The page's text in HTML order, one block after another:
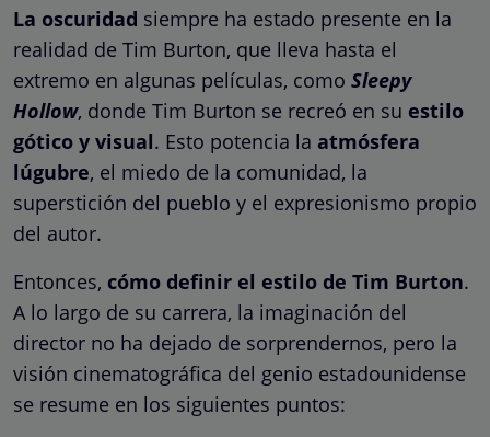
La oscuridad siempre ha estado presente en la
realidad de Tim Burton, que lleva hasta el
extremo en algunas películas, como Sleepy
Hollow, donde Tim Burton se recreó en su estilo
gótico y visual. Esto potencia la atmósfera
lúgubre, el miedo de la comunidad, la
superstición del pueblo y el expresionismo propio
del autor.
Entonces, cómo definir el estilo de Tim Burton.
A lo largo de su carrera, la imaginación del
director no ha dejado de sorprendernos, pero la
visión cinematográfica del genio estadounidense
se resume en los siguientes puntos: